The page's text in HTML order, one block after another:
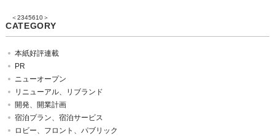
＜2345610＞
CATEGORY
本紙好評連載
PR
ニューオープン
リニューアル、リブランド
開発、開業計画
宿泊プラン、宿泊サービス
ロビー、フロント、パブリック